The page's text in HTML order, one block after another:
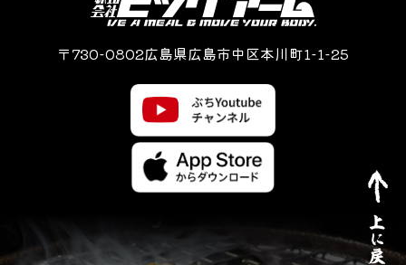
〒730-0802広島県広島市中区本川町1-1-25